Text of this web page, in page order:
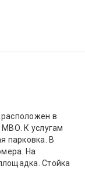
в
МВО. К услугам
парковка. В
На
Стойка